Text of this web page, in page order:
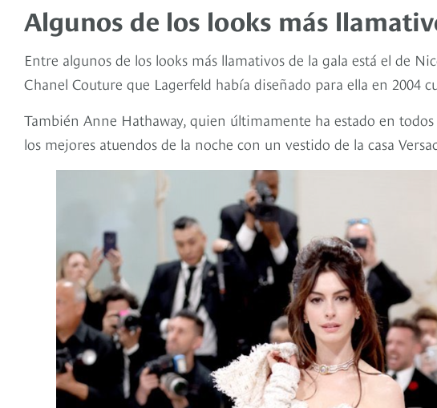
Algunos de los looks más
Entre algunos de los looks más llamativos de la gala está el de
Chanel Couture que Lagerfeld había diseñado para ella en 2004
También Anne Hathaway, quien últimamente ha estado en todos
los mejores atuendos de la noche con un vestido de la casa